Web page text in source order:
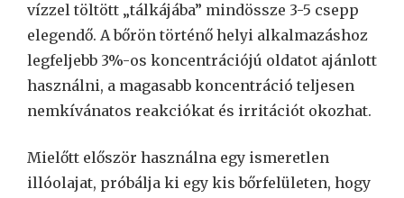
vízzel töltött „tálkájába” mindössze 3-5 csepp
elegendő. A bőrön történő helyi alkalmazáshoz
legfeljebb 3%-os koncentrációjú oldatot ajánlott
használni, a magasabb koncentráció teljesen
nemkívánatos reakciókat és irritációt okozhat.
Mielőtt először használna egy ismeretlen
illóolajat, próbálja ki egy kis bőrfelületen, hogy